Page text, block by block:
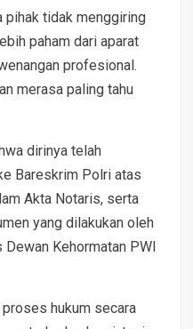
pihak tidak menggiring
paham dari aparat
profesional.
merasa paling tahu
dirinya telah
Bareskrim Polri atas
Akta Notaris, serta
yang dilakukan oleh
Kehormatan PWI
proses hukum secara